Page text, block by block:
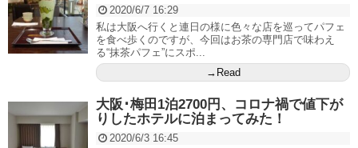
2020/6/7 16:29
私は大阪へ行くと連日の様に色々な店を巡ってパフェ
を食べ歩くのですが、今回はお茶の専門店で味わえ
る“抹茶パフェ”にスポ...
→Read
大阪･梅田1泊2700円、コロナ禍で値下が
りしたホテルに泊まってみた！
2020/6/3 16:45